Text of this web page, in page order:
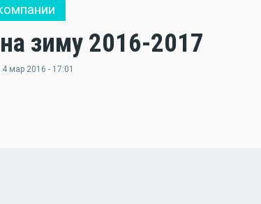
зиму 2016-2017
мар 2016 - 17:01